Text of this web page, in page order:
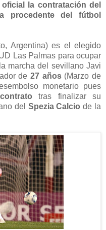
la contratación del
procedente del fútbol
Argentina) es el elegido
Las Palmas para ocupar
marcha del sevillano Javi
de 27 años(Marzo de
monetario pues
tras finalizar su
del Spezia Calcio de la